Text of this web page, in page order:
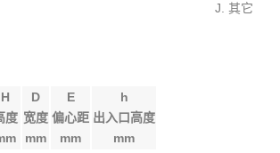
J. 其它
H
度
D
宽度
mm
E
偏心距
mm
h
出入口高度
mm